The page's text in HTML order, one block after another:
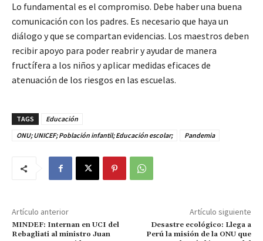
Lo fundamental es el compromiso. Debe haber una buena
comunicación con los padres. Es necesario que haya un
diálogo y que se compartan evidencias. Los maestros deben
recibir apoyo para poder reabrir y ayudar de manera
fructífera a los niños y aplicar medidas eficaces de
atenuación de los riesgos en las escuelas.
TAGS
Educación
ONU; UNICEF; Población infantil; Educación escolar;
Pandemia
Artículo anterior
MINDEF: Internan en UCI del
Rebagliati al ministro Juan
Artículo siguiente
Desastre ecológico: Llega a
Perú la misión de la ONU que